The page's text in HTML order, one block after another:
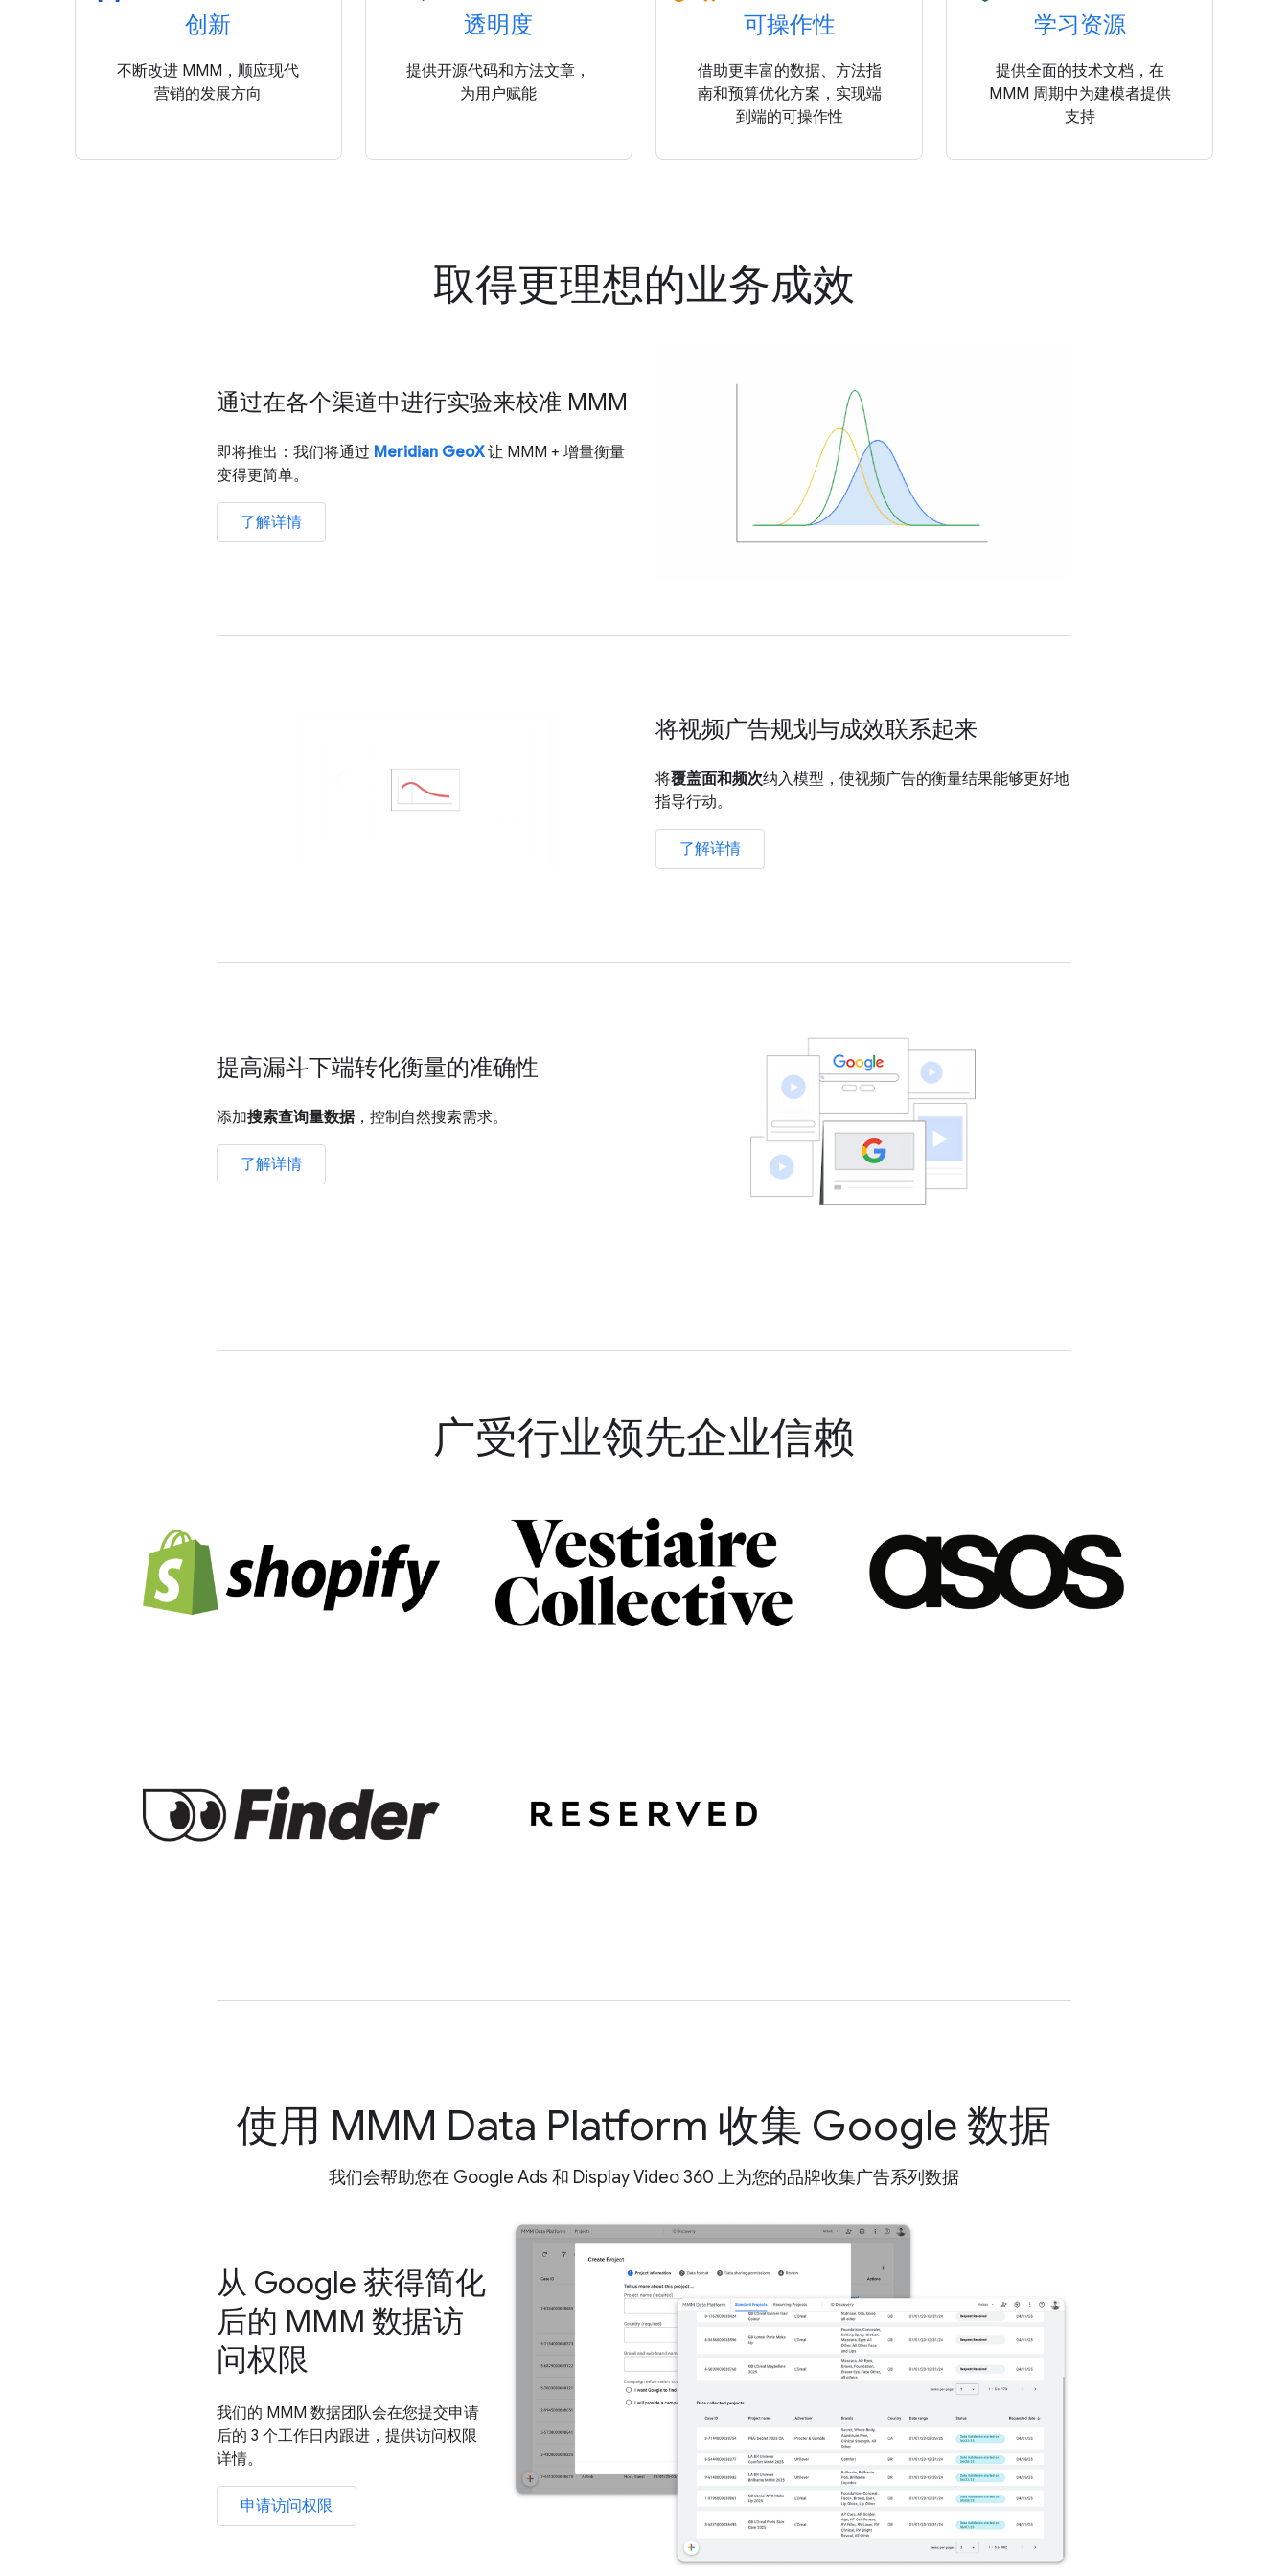
创新
不断改进 MMM，顺应现代
营销的发展方向
透明度
提供开源代码和方法文章，
为用户赋能
可操作性
借助更丰富的数据、方法指
南和预算优化方案，实现端
到端的可操作性
学习资源
提供全面的技术文档，在
MMM 周期中为建模者提供
支持
取得更理想的业务成效
通过在各个渠道中进行实验来校准 MMM
即将推出：我们将通过 Meridian GeoX让 MMM + 增量衡量
变得更简单。
了解详情
将视频广告规划与成效联系起来
将覆盖面和频次纳入模型，使视频广告的衡量结果能够更好地
指导行动。
了解详情
提高漏斗下端转化衡量的准确性
添加搜索查询量数据，控制自然搜索需求。
了解详情
广受行业领先企业信赖
使用 MMM Data Platform 收集 Google 数据
我们会帮助您在 Google Ads 和 Display Video 360 上为您的品牌收集广告系列数据
从 Google 获得简化
后的 MMM 数据访
问权限
我们的 MMM 数据团队会在您提交申请
后的 3 个工作日内跟进，提供访问权限
详情。
申请访问权限